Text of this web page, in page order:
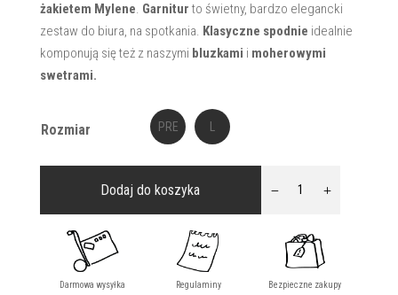
żakietem Mylene. Garnitur to świetny, bardzo elegancki
zestaw do biura, na spotkania. Klasyczne spodnie idealnie
komponują się też z naszymi bluzkami i moherowymi
swetrami.
Rozmiar PRE
Spodnie
klasyczne
szare
MYLENE
Dodaj do koszyka